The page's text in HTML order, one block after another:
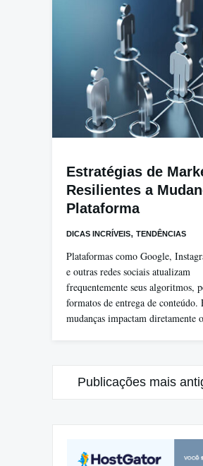
Estratégias de
Resilientes a
Plataforma
DICAS INCRÍVEIS, TENDÊNCIAS
Plataformas como Google,
e outras redes sociais atualizam
frequentemente seus algoritmos,
formatos de entrega de conteúdo.
mudanças impactam diretamente
Navegação
Publicações mais